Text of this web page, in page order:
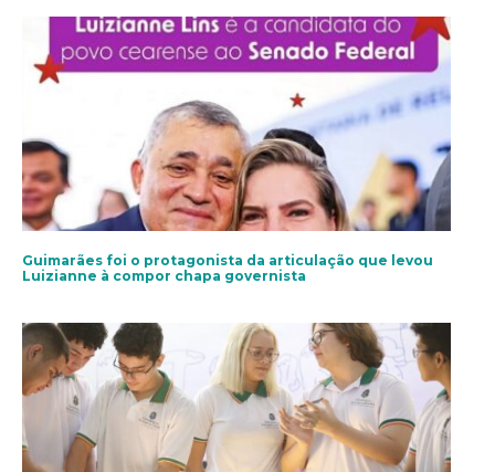
Guimarães foi o protagonista da articulação que levou
Luizianne à compor chapa governista